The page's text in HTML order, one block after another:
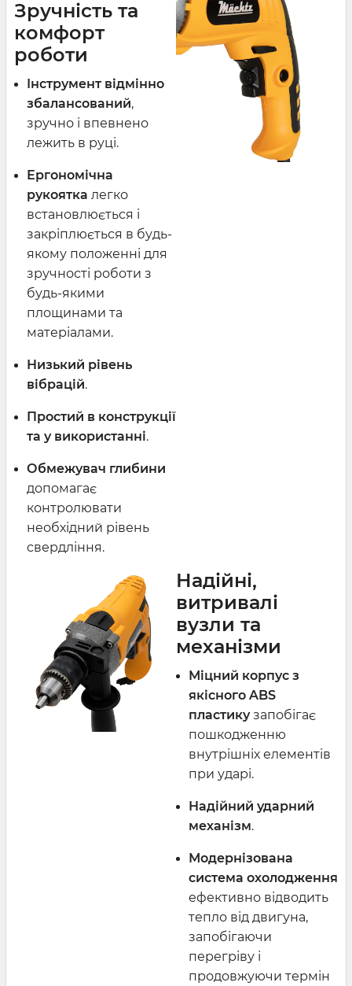
Зручність та
комфорт
роботи
Інструмент відмінно
збалансований,
зручно і впевнено
лежить в руці.
Ергономічна
рукоятка легко
встановлюється і
закріплюється в будь-
якому положенні для
зручності роботи з
будь-якими
площинами та
матеріалами.
Низький рівень
вібрацій.
Простий в конструкції
та у використанні.
Обмежувач глибини
допомагає
контролювати
необхідний рівень
свердління.
Надійні,
витривалі
вузли та
механізми
Міцний корпус з
якісного ABS
пластикузапобігає
пошкодженню
внутрішніх елементів
при ударі.
Надійний ударний
механізм.
Модернізована
система охолодження
ефективно відводить
тепло від двигуна,
запобігаючи
перегріву і
продовжуючи термін